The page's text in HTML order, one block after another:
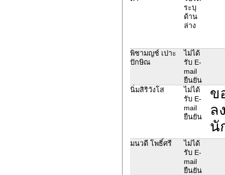
ระบุ
ด้าน
ล่าง
พิชามญช์ เปาะ
ปักษิณ
ไม่ได้
รับ E-
mail
ยืนยัน
นิ่มสิริวังโส
ไม่ได้
รับ E-
mail
ยืนยัน
ข
ล
นั
มนวดี โพธิ์ศรี
ไม่ได้
รับ E-
mail
ยืนยัน